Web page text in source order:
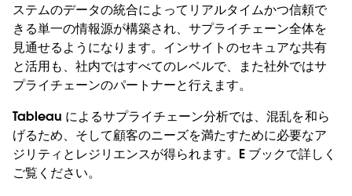
ステムのデータの統合によってリアルタイムかつ信頼で
きる単一の情報源が構築され、サプライチェーン全体を
見通せるようになります。インサイトのセキュアな共有
と活用も、社内ではすべてのレベルで、また社外ではサ
プライチェーンのパートナーと行えます。
Tableau によるサプライチェーン分析では、混乱を和ら
げるため、そして顧客のニーズを満たすために必要なア
ジリティとレジリエンスが得られます。E ブックで詳しく
ご覧ください。